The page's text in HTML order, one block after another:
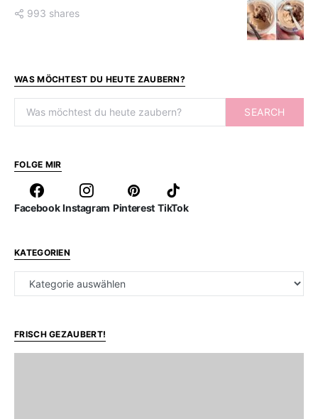
993 shares
WAS MÖCHTEST DU HEUTE ZAUBERN?
SEARCH
FOLGE MIR
Facebook Instagram Pinterest TikTok
KATEGORIEN
Kategorien
FRISCH GEZAUBERT!